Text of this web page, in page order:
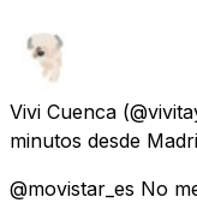
Vivi Cuenca
minutos desde
@movistar_es No